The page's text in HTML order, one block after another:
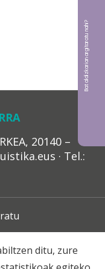
20140 –
· Tel.:
ditu, zure
Bat aldizkarian argitaratu nahi?